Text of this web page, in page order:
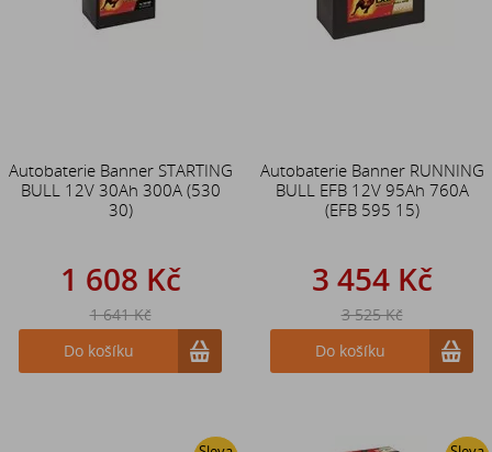
Autobaterie Banner STARTING
BULL 12V 30Ah 300A (530
30)
1 608 Kč
1 641 Kč
Do košíku
Autobaterie Banner RUNNING
BULL EFB 12V 95Ah 760A
(EFB 595 15)
3 454 Kč
3 525 Kč
Do košíku